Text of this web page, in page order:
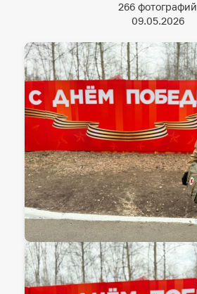
266 фотографий
09.05.2026